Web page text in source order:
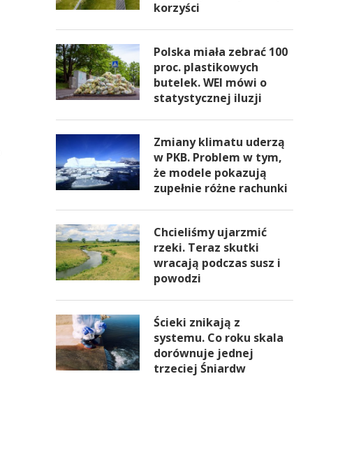
korzyści
Polska miała zebrać 100
proc. plastikowych
butelek. WEI mówi o
statystycznej iluzji
Zmiany klimatu uderzą
w PKB. Problem w tym,
że modele pokazują
zupełnie różne rachunki
Chcieliśmy ujarzmić
rzeki. Teraz skutki
wracają podczas susz i
powodzi
Ścieki znikają z
systemu. Co roku skala
dorównuje jednej
trzeciej Śniardw